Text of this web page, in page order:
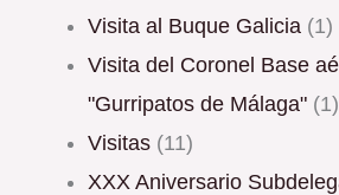
Visita al Buque Galicia (1)
Visita del Coronel Base aérea de Málaga a
"Gurripatos de Málaga" (1)
Visitas (11)
XXX Aniversario Subdelegación de Defesa-